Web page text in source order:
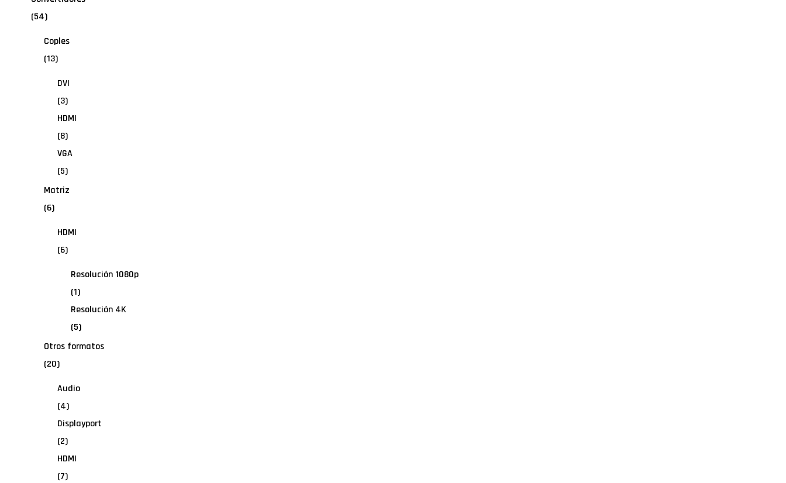
(54)
Coples
(13)
DVI
(3)
HDMI
(8)
VGA
(5)
Matriz
(6)
HDMI
(6)
Resolución 1080p
(1)
Resolución 4K
(5)
Otros formatos
(20)
Audio
(4)
Displayport
(2)
HDMI
(7)